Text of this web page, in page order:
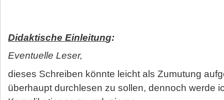
Didaktische Einleitung:
Eventuelle Leser,
dieses Schreiben könnte leicht als Zumutung
überhaupt durchlesen zu sollen, dennoch werde